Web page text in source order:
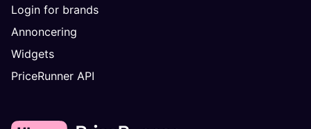
Login for brands
Annoncering
Widgets
PriceRunner API